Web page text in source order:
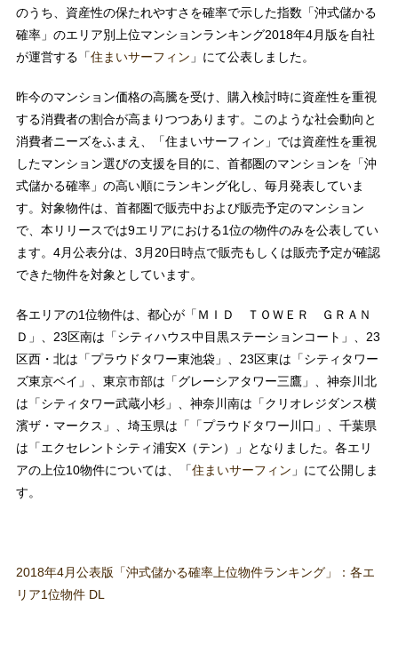
のうち、資産性の保たれやすさを確率で示した指数「沖式儲かる
確率」のエリア別上位マンションランキング2018年4月版を自社
が運営する「住まいサーフィン 」にて公表しました。
昨今のマンション価格の高騰を受け、購入検討時に資産性を重視
する消費者の割合が高まりつつあります。このような社会動向と
消費者ニーズをふまえ、「住まいサーフィン」では資産性を重視
したマンション選びの支援を目的に、首都圏のマンションを「沖
式儲かる確率」の高い順にランキング化し、毎月発表していま
す。対象物件は、首都圏で販売中および販売予定のマンション
で、本リリースでは9エリアにおける1位の物件のみを公表してい
ます。4月公表分は、3月20日時点で販売もしくは販売予定が確認
できた物件を対象としています。
各エリアの1位物件は、都心が「ＭＩＤ ＴＯＷＥＲ ＧＲＡＮ
Ｄ」、23区南は「シティハウス中目黒ステーションコート」、23
区西・北は「プラウドタワー東池袋」、23区東は「シティタワー
ズ東京ベイ」、東京市部は「グレーシアタワー三鷹」、神奈川北
は「シティタワー武蔵小杉」、神奈川南は「クリオレジダンス横
濱ザ・マークス」、埼玉県は「「プラウドタワー川口」、千葉県
は「エクセレントシティ浦安X（テン）」となりました。各エリ
アの上位10物件については、「住まいサーフィン 」にて公開しま
す。
2018年4月公表版「沖式儲かる確率上位物件ランキング」：各エ
リア1位物件 DL